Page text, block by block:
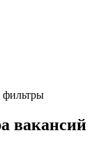
фильтры
вакансий